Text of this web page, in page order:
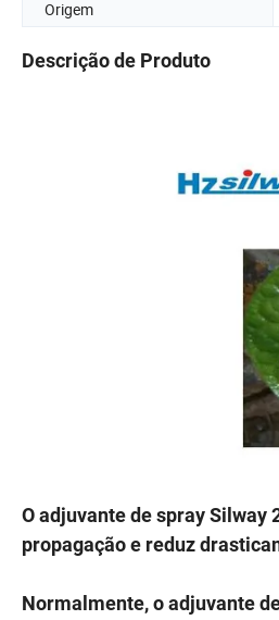
Origem
Descrição de Produto
O adjuvante de spray Silway
propagação e reduz
Normalmente, o adjuvante